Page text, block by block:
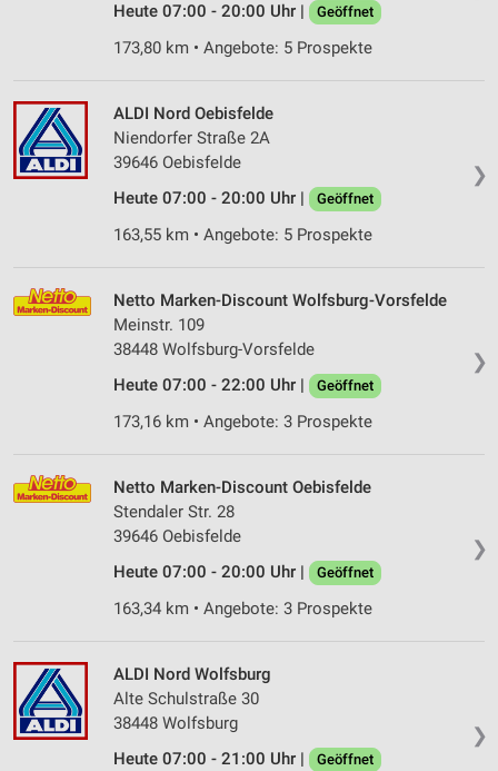
Heute 07:00 - 20:00 Uhr |
Geöffnet
173,80 km • Angebote: 5 Prospekte
❯
ALDI Nord Oebisfelde
Niendorfer Straße 2A
39646 Oebisfelde
Heute 07:00 - 20:00 Uhr |
Geöffnet
163,55 km • Angebote: 5 Prospekte
❯
Netto Marken-Discount Wolfsburg-Vorsfelde
Meinstr. 109
38448 Wolfsburg-Vorsfelde
Heute 07:00 - 22:00 Uhr |
Geöffnet
173,16 km • Angebote: 3 Prospekte
❯
Netto Marken-Discount Oebisfelde
Stendaler Str. 28
39646 Oebisfelde
Heute 07:00 - 20:00 Uhr |
Geöffnet
163,34 km • Angebote: 3 Prospekte
❯
ALDI Nord Wolfsburg
Alte Schulstraße 30
38448 Wolfsburg
Heute 07:00 - 21:00 Uhr |
Geöffnet